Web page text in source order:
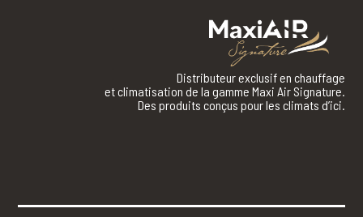
Distributeur exclusif en chauffage
et climatisation de la gamme Maxi Air Signature.
Des produits conçus pour les climats d’ici.